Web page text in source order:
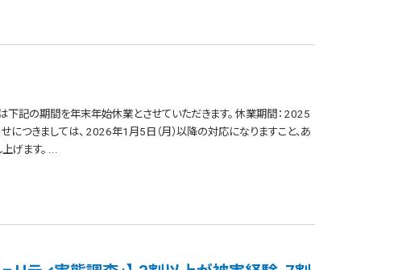
下記の期間を年末年始休業とさせていただきます。 休業期間： 2025
つきましては、 2026年1月5日（月）以降の対応になりますこと、あ
げます。 ...